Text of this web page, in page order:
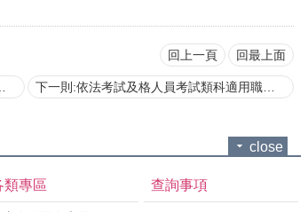
回上一頁 回最上面
下一則:依法考試及格人員考試類科適用職系對照表
close
類專區 查詢事項